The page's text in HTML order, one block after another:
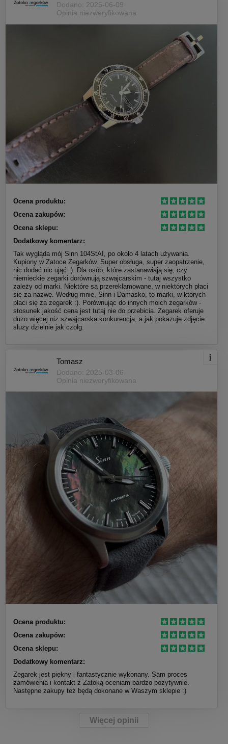
Dodano: 2025-06-09
Opinia niezweryfikowana
Ocena produktu:
Ocena zakupów:
Ocena sklepu:
Dodatkowy komentarz:
Tak wygląda mój Sinn 104StAI, po około 4 latach używania.
Kupiony w Zatoce Zegarków. Super obsługa, super zaopatrzenie,
nic dodać nic ująć :). Dla osób, które zastanawiają się, czy
niemieckie zegarki dorównują szwajcarskim - tutaj wszystko
zależy od marki. Niektóre są przereklamowane, w niektórych płaci
się za nazwę. Według mnie, Sinn i Damasko, to marki, w których
płaci się za zegarek :). Porównując do innych moich zegarków -
stosunek jakość cena jest tutaj nie do przebicia. Zegarek oferuje
dużo więcej niż szwajcarska konkurencja, a jak pokazuje zdjęcie
służy dzielnie jak czołg.
Tomasz
Dodano: 2025-03-06
Opinia niezweryfikowana
Ocena produktu:
Ocena zakupów:
Ocena sklepu:
Dodatkowy komentarz:
Zegarek jest piękny i fantastycznie wykonany. Sam proces
zamówienia i kontakt z Zatoką oceniam bardzo pozytywnie.
Następne zakupy też będą dokonane w Waszym sklepie :)
Więcej opinii